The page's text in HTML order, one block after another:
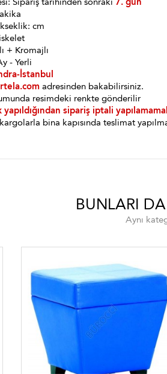
cm
+ Kromajlı
- Yerli
İstanbul
adresinden bakabilirsiniz.
resimdeki renkte gönderilir
sipariş iptali
bina kapısında teslimat
BUNLARI
Aynı